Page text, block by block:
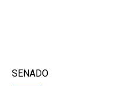
SENADO